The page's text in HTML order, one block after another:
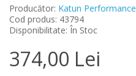
Producător: Katun Performance
Cod produs: 43794
Disponibilitate: În Stoc
374,00 Lei